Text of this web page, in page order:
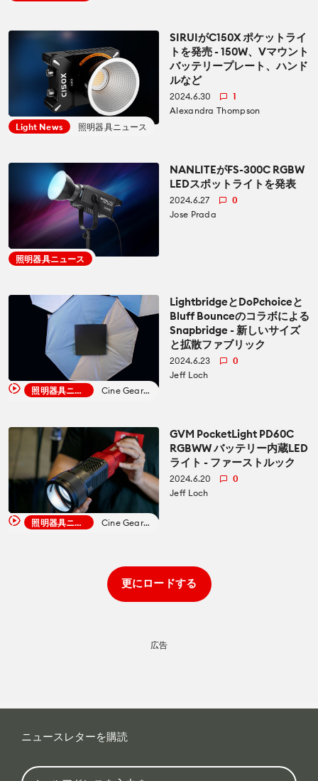
Light News 照明器具ニュース
SIRUIがC150X ポケットライ
トを発売 - 150W、Vマウント
バッテリープレート、ハンド
ルなど
2024.6.30
1
Alexandra Thompson
照明器具ニュース
NANLITEがFS-300C RGBW
LEDスポットライトを発表
2024.6.27
0
Jose Prada
照明器具ニュース Cine Gear 2024
LightbridgeとDoPchoiceと
Bluff Bounceのコラボによる
Snapbridge - 新しいサイズ
と拡散ファブリック
2024.6.23
0
Jeff Loch
照明器具ニュース Cine Gear 2024
GVM PocketLight PD60C
RGBWW バッテリー内蔵LED
ライト - ファーストルック
2024.6.20
0
Jeff Loch
更にロードする
広告
ニュースレターを購読